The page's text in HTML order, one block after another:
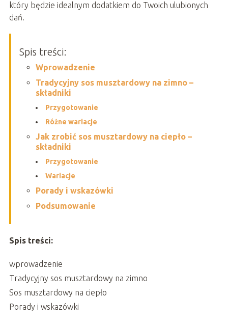
który będzie idealnym dodatkiem do Twoich ulubionych
dań.
Spis treści:
Wprowadzenie
Tradycyjny sos musztardowy na zimno –
składniki
Przygotowanie
Różne wariacje
Jak zrobić sos musztardowy na ciepło –
składniki
Przygotowanie
Wariacje
Porady i wskazówki
Podsumowanie
Spis treści:
wprowadzenie
Tradycyjny sos musztardowy na zimno
Sos musztardowy na ciepło
Porady i wskazówki